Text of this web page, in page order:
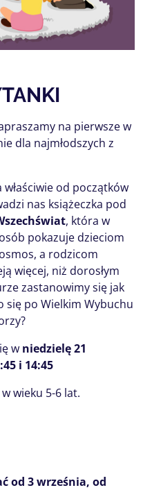
na pierwsze w
dla najmłodszych z
od początków
nas książeczka pod
, która w
pokazuje dzieciom
a rodzicom
więcej, niż dorosłym
zastanowimy się jak
się po Wielkim Wybuchu
w niedzielę 21
i 14:45
wieku 5-6 lat.
od 3 września, od